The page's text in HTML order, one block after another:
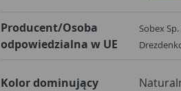
Producent/Osoba
odpowiedzialna w UE
Sobex
Kolor dominujący